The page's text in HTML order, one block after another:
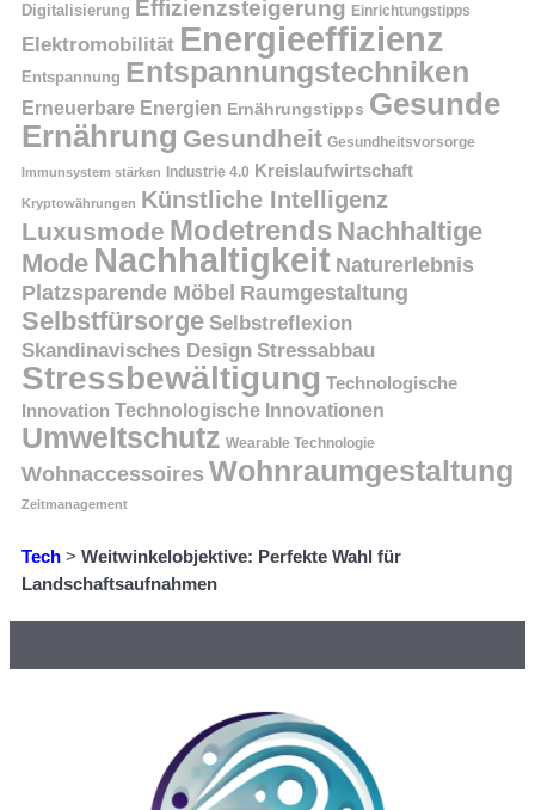
Digitalisierung Effizienzsteigerung Einrichtungstipps
Elektromobilität Energieeffizienz
Entspannung Entspannungstechniken
Erneuerbare Energien Ernährungstipps Gesunde
Ernährung Gesundheit Gesundheitsvorsorge
Immunsystem stärken Industrie 4.0 Kreislaufwirtschaft
Kryptowährungen Künstliche Intelligenz
Luxusmode Modetrends Nachhaltige
Mode Nachhaltigkeit Naturerlebnis
Platzsparende Möbel Raumgestaltung
Selbstfürsorge Selbstreflexion
Skandinavisches Design Stressabbau
Stressbewältigung Technologische
Innovation Technologische Innovationen
Umweltschutz Wearable Technologie
Wohnaccessoires Wohnraumgestaltung
Zeitmanagement
Tech > Weitwinkelobjektive: Perfekte Wahl für
Landschaftsaufnahmen